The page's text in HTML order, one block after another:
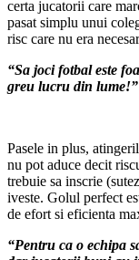
certa jucatorii care
pasat simplu unui
risc care nu era
“Sa joci fotbal este
greu lucru din lume!”
Pasele in plus,
nu pot aduce decit
trebuie sa inscrie
iveste. Golul perfect
de efort si eficienta
“Pentru ca o echipa